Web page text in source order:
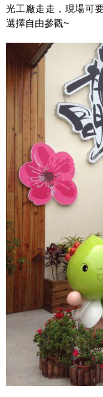
光工廠走走，現場可
選擇自由參觀~